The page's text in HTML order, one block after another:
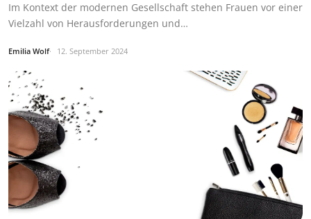
Im Kontext der modernen Gesellschaft stehen Frauen vor einer
Vielzahl von Herausforderungen und…
Emilia Wolf 12. September 2024